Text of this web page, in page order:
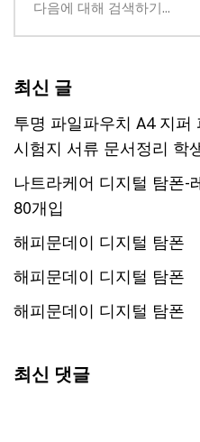
최신 글
투명 파일파우치 A4 지퍼
시험지 서류 문서정리 학
나트라케어 디지털 탐폰-
80개입
해피문데이 디지털 탐폰
해피문데이 디지털 탐폰
해피문데이 디지털 탐폰
최신 댓글